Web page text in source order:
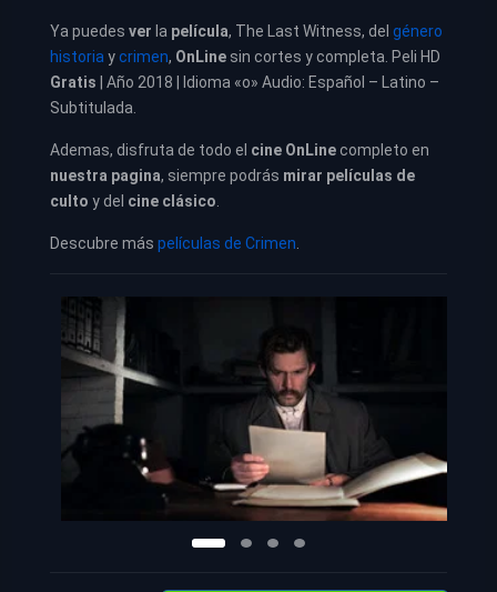
Ya puedes ver la película, The Last Witness, del género
historia ycrimen, OnLine sin cortes y completa. Peli HD
Gratis | Año 2018 | Idioma «o» Audio: Español – Latino –
Subtitulada.
Ademas, disfruta de todo el cine OnLinecompleto en
nuestra pagina, siempre podrás mirar películas de
culto y del cine clásico
Descubre más películas de Crimen